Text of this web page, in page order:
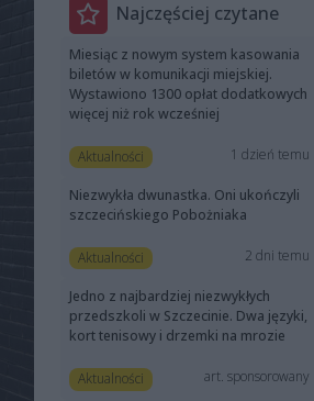
Najczęściej czytane
Miesiąc z nowym system kasowania
biletów w komunikacji miejskiej.
Wystawiono 1300 opłat dodatkowych
więcej niż rok wcześniej
Aktualności 1 dzień temu
Niezwykła dwunastka. Oni ukończyli
szczecińskiego Pobożniaka
Aktualności 2 dni temu
Jedno z najbardziej niezwykłych
przedszkoli w Szczecinie. Dwa języki,
kort tenisowy i drzemki na mrozie
Aktualności art. sponsorowany